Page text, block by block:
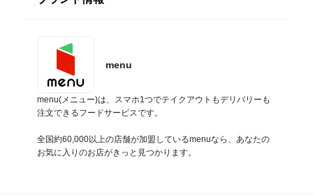
menu
menu(メニュー)は、スマホ1つでテイクアウトもデリバリーも
注文できるフードサービスです。
全国約60,000以上の店舗が加盟しているmenuなら、あなたの
お気に入りのお店がきっと見つかります。